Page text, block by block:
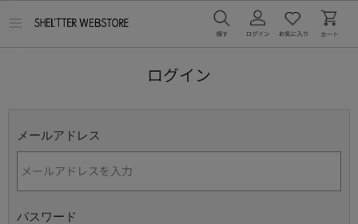
ログイン
メールアドレス
パスワード